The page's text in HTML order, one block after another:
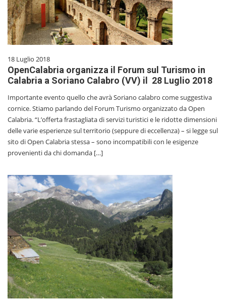
18 Luglio 2018
OpenCalabria organizza il Forum sul Turismo in
Calabria a Soriano Calabro (VV) il 28 Luglio 2018
Importante evento quello che avrà Soriano calabro come suggestiva
cornice. Stiamo parlando del Forum Turismo organizzato da Open
Calabria. “L’offerta frastagliata di servizi turistici e le ridotte dimensioni
delle varie esperienze sul territorio (seppure di eccellenza) – si legge sul
sito di Open Calabria stessa – sono incompatibili con le esigenze
provenienti da chi domanda […]